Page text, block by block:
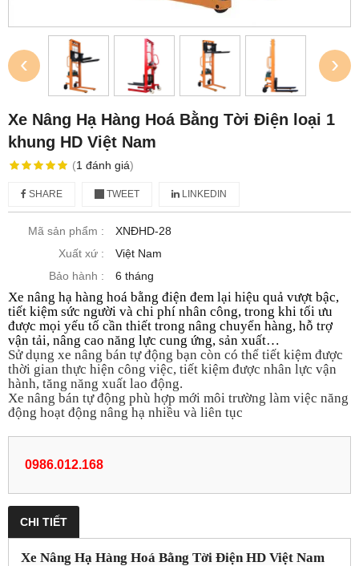
‹ ›
Xe Nâng Hạ Hàng Hoá Bằng Tời Điện loại 1
khung HD Việt Nam
(1 đánh giá)
SHARE TWEET LINKEDIN
Mã sản phẩm :
XNĐHD-28
Xuất xứ :
Việt Nam
Bảo hành :
6 tháng
Xe nâng hạ hàng hoá bằng điện đem lại hiệu quả vượt bậc,
tiết kiệm sức người và chi phí nhân công, trong khi tối ưu
được mọi yếu tố cần thiết trong nâng chuyển hàng, hỗ trợ
vận tải, nâng cao năng lực cung ứng, sản xuất…
Sử dụng xe nâng bán tự động bạn còn có thể tiết kiệm được
thời gian thực hiện công việc, tiết kiệm được nhân lực vận
hành, tăng năng xuất lao động.
Xe nâng bán tự động phù hợp mới môi trường làm việc năng
động hoạt động nâng hạ nhiều và liên tục
0986.012.168
CHI TIẾT
Xe Nâng Hạ Hàng Hoá Bằng Tời Điện HD Việt Nam